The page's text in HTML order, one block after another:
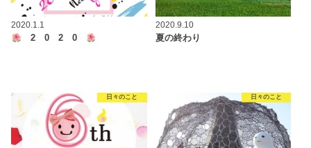
2020.1.1
2 0 2 0
2020.9.10
夏の終わり
日々のこと 日々のこと